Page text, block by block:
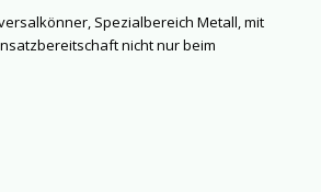
Spezialbereich Metall, mit
nicht nur beim